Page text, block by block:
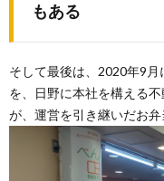
もある
そして最後は、2020年9
を、日野に本社を構える
が、運営を引き継いだお弁